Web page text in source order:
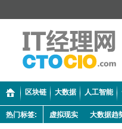
区块链 大数据 人工智能
热门标签: 虚拟现实 大数据趋